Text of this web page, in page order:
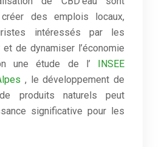
des emplois locaux,
intéressés par les
de dynamiser l’économie
une étude de l’ INSEE
, le développement de
produits naturels peut
significative pour les